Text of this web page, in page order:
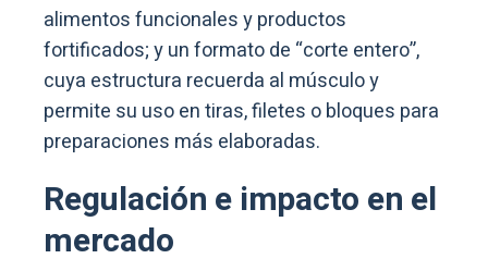
alimentos funcionales y productos
fortificados; y un formato de “corte entero”,
cuya estructura recuerda al músculo y
permite su uso en tiras, filetes o bloques para
preparaciones más elaboradas.
Regulación e impacto en el
mercado